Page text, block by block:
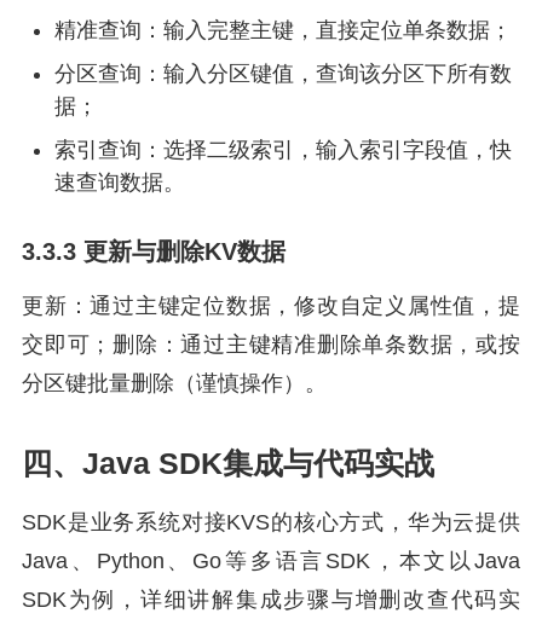
精准查询：输入完整主键，直接定位单条数据；
分区查询：输入分区键值，查询该分区下所有数
据；
索引查询：选择二级索引，输入索引字段值，快
速查询数据。
3.3.3 更新与删除KV数据
更新：通过主键定位数据，修改自定义属性值，提
交即可；删除：通过主键精准删除单条数据，或按
分区键批量删除（谨慎操作）。
四、Java SDK集成与代码实战
SDK是业务系统对接KVS的核心方式，华为云提供
Java、Python、Go等多语言SDK，本文以Java
SDK为例，详细讲解集成步骤与增删改查代码实